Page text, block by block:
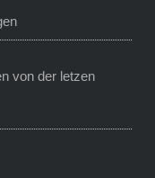
von der letzen